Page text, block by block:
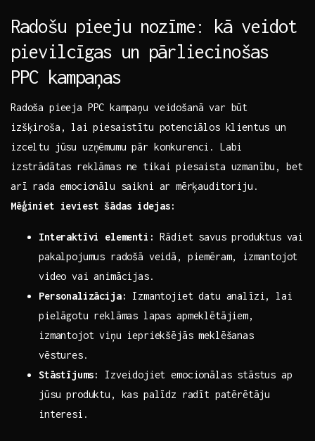
Radošu pieeju ‌nozīme: kā veidot
pievilcīgas⁢ un pārliecinošas
‍PPC kampaņas
Radoša pieeja PPC kampaņu veidošanā var būt
izšķiroša, ⁣lai piesaistītu potenciālos klientus un
izceltu jūsu​ uzņēmumu pār konkurenci. Labi
izstrādātas reklāmas‌ ne tikai piesaista uzmanību, bet
arī⁤ rada emocionālu saikni‌ ar⁤ mērķauditoriju.
Mēģiniet ieviest šādas idejas:
Interaktīvi elementi: Rādiet savus produktus⁤ vai⁣
pakalpojumus radošā veidā,‌ piemēram,⁢ izmantojot
video vai animācijas.
Personalizācija:
Izmantojiet datu analīzi, lai
‌pielāgotu reklāmas lapas apmeklētājiem,⁣
izmantojot viņu iepriekšējās meklēšanas
vēstures.
Stāstījums:
Izveidojiet emocionālas stāstus ap
jūsu produktu, kas palīdz ⁤radīt patērētāju
interesi.